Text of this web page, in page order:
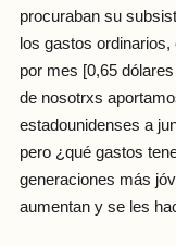
procuraban su
los gastos
por mes [0,65
de nosotrxs
estadounidenses a
pero ¿qué gastos
generaciones más
aumentan y se les